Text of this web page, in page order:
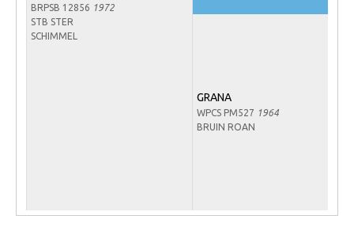
Verrichtingsonderzoek 2025-2026
BRPSB 12856 1972
STB STER
SCHIMMEL
GRANA
WPCS PM527 1964
BRUIN ROAN